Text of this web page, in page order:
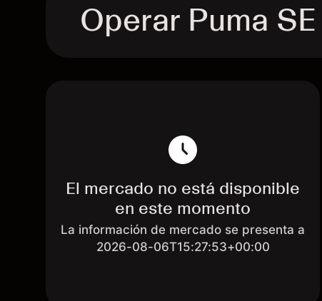
Operar Puma
El mercado no está disponible
en este momento
La información de mercado se presenta a
2026-08-06T15:27:53+00:00